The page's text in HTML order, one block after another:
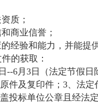
质；
商业信誉；
经验和能力，并能提
的获取：
--6月3日（法定节假
件及复印件；3、法
投标单位公章且经法